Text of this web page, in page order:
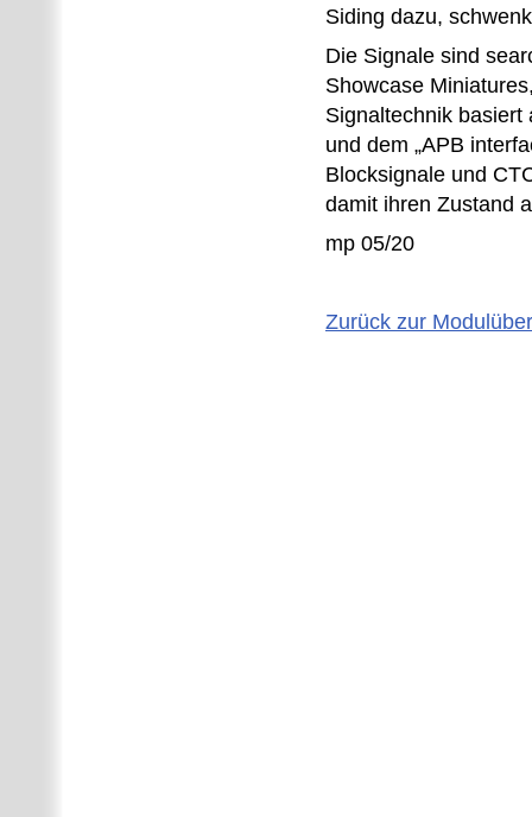
Siding dazu,
Die Signale sind
Showcase
Signaltechnik basiert
und dem „APB
Blocksignale und
damit ihren Zustand
mp 05/20
Zurück zur